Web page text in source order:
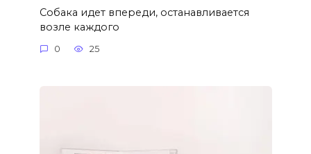
Собака идет впереди, останавливается
возле каждого
0 25